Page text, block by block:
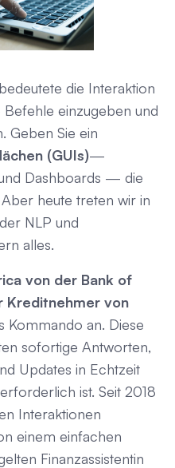
die Interaktion
einzugeben und
Geben Sie ein
(GUIs)—
Dashboards — die
heute treten wir in
NLP und
alles.
von der Bank of
Kreditnehmer von
Kommando an. Diese
sofortige Antworten,
Updates in Echtzeit
ist. Seit 2018
Interaktionen
einem einfachen
Finanzassistentin